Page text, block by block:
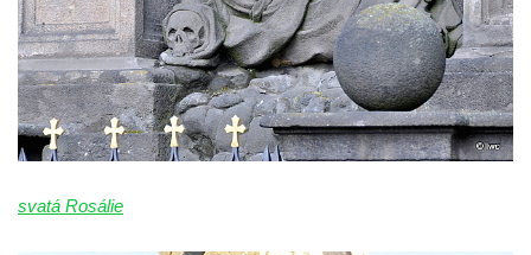
Sloup Nejsvětější Trojice v Dubé-Novém
Berštejně
Sloup svatého Floriána na nádvoří hradu
Seeberg
Sloup Panny Marie Bolestné v Brtníkách
Socha sv. Václava u kostela Nanebevzetí
svatá Rosálie